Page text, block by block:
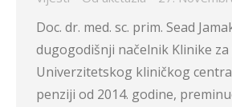
Doc. dr. med. sc. prim. Sead
dugogodišnji načelnik Klinike
Univerzitetskog kliničkog
penziji od 2014. godine,